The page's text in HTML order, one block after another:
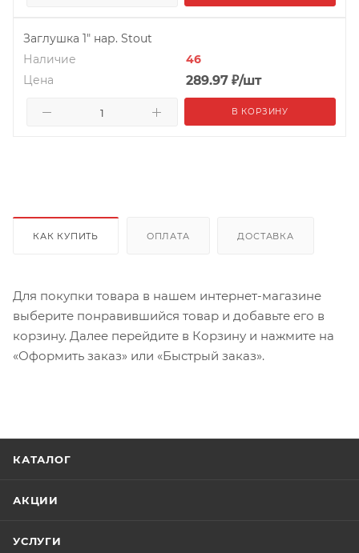
Заглушка 1" нар. Stout
Наличие
46
Цена
289.97 ₽/шт
В КОРЗИНУ
КАК КУПИТЬ ОПЛАТА ДОСТАВКА
Для покупки товара в нашем интернет-магазине
выберите понравившийся товар и добавьте его в
корзину. Далее перейдите в Корзину и нажмите на
«Оформить заказ» или «Быстрый заказ».
КАТАЛОГ
АКЦИИ
УСЛУГИ